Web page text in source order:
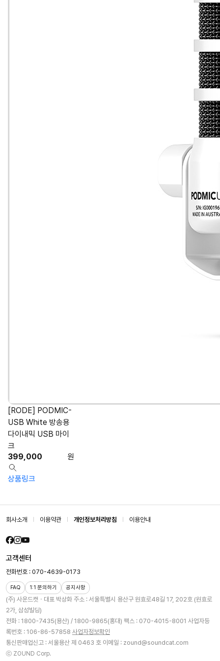
[RODE] PODMIC-
USB White 방송용
다이내믹 USB 마이
크
399,000
원
상품링크
회사소개 이용약관 개인정보처리방침 이용안내
(주) 사운드캣ㆍ대표 박상화 주소 : 서울특별시 용산구 원효로48길 17, 202호 (원효로
2가, 삼성빌딩)
전화 : 1800-7435(용산) / 1800-9865(홍대) 팩스 : 070-4015-8001 사업자등
록번호 : 106-86-57858 사업자정보확인
통신판매업신고 : 서울용산 제 0463 호 이메일 : zound@soundcat.com
ⓒ ZOUND Corp.
고객센터
전화번호 : 070-4639-0173
FAQ 1:1 문의하기 공지사항